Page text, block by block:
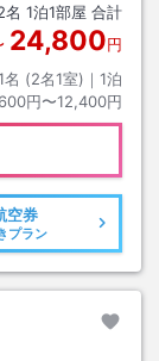
名 1泊1部屋 合計
24,800円
名 (2名1室)｜ 1泊
円〜12,400円
空券
プラン